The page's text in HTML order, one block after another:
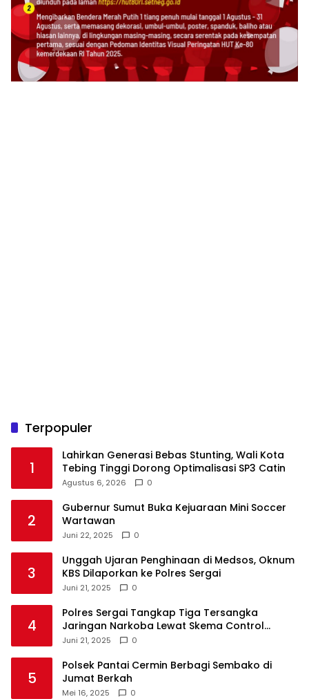
Terpopuler
1
Lahirkan Generasi Bebas Stunting, Wali Kota
Tebing Tinggi Dorong Optimalisasi SP3 Catin
Agustus 6, 2026 0
2
Gubernur Sumut Buka Kejuaraan Mini Soccer
Wartawan
Juni 22, 2025 0
3
Unggah Ujaran Penghinaan di Medsos, Oknum
KBS Dilaporkan ke Polres Sergai
Juni 21, 2025 0
4
Polres Sergai Tangkap Tiga Tersangka
Jaringan Narkoba Lewat Skema Control
Delivery
Juni 21, 2025 0
5
Polsek Pantai Cermin Berbagi Sembako di
Jumat Berkah
Mei 16, 2025 0